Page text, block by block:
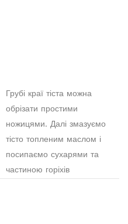
Грубі краї тіста можна
обрізати простими
ножицями. Далі змазуємо
тісто топленим маслом і
посипаємо сухарями та
частиною горіхів